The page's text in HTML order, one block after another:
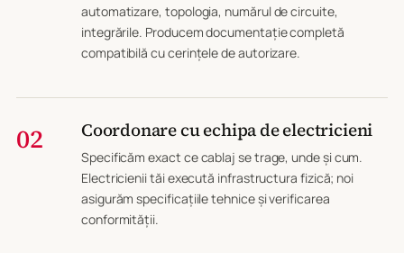
automatizare, topologia, numărul de circuite,
integrările. Producem documentație completă
compatibilă cu cerințele de autorizare.
02 Coordonare cu echipa de electricieni
Specificăm exact ce cablaj se trage, unde și cum.
Electricienii tăi execută infrastructura fizică; noi
asigurăm specificațiile tehnice și verificarea
conformității.